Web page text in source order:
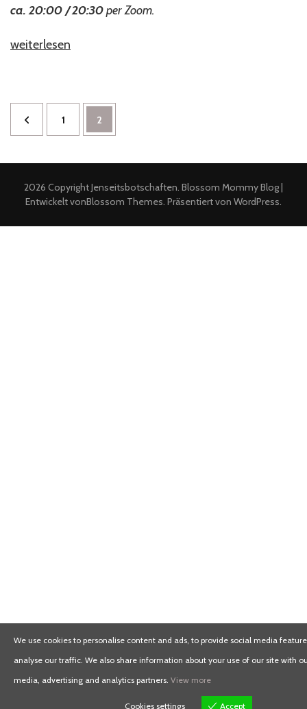
ca. 20:00 / 20:30per Zoom.
„Live
10.
November:
Abend
mit
Jenseitskontakten“
weiterlesen
Seitennummerierung
der
Seite
1 Seite
2
2026 CopyrightJenseitsbotschaften. Blossom Mommy Blog |
Entwickelt vonBlossom Themes. Präsentiert von WordPress.
We use cookies to personalise content and ads, to provide social media
analyse our traffic. We also share information about your use of our site with
media, advertising and analytics partners. View more
Cookies settings Accept